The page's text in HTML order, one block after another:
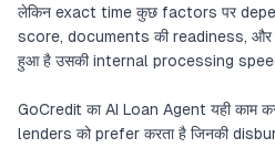
लेकिन exact time कुछ factors पर
score, documents की readiness,
हुआ है उसकी internal processing
GoCredit का AI Loan Agent यही काम
lenders को prefer करता है जिनकी